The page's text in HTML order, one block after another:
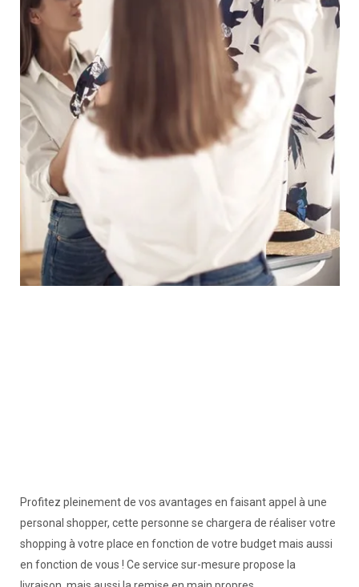
Profitez pleinement de vos avantages en faisant appel à une
personal shopper, cette personne se chargera de réaliser votre
shopping à votre place en fonction de votre budget mais aussi
en fonction de vous ! Ce service sur-mesure propose la